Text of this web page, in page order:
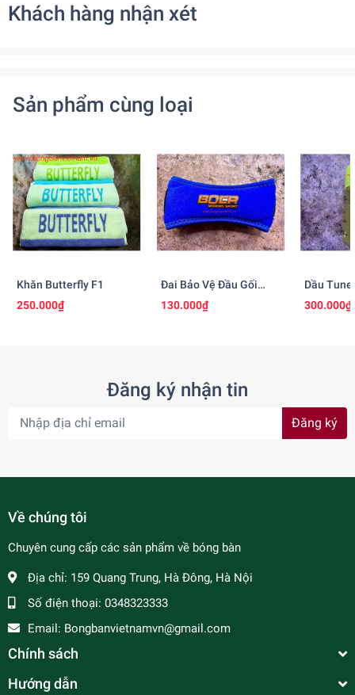
Khách hàng nhận xét
Sản phẩm cùng loại
Khăn Butterfly F1
250.000₫
Đai Bảo Vệ Đầu Gối
BOCR
130.000₫
Dầu
Seamoon
300.000₫
Đăng ký nhận tin
Đăng ký
Về chúng tôi
Chuyên cung cấp các sản phẩm về bóng bàn
Địa chỉ: 159 Quang Trung, Hà Đông, Hà Nội
Số điện thoại: 0348323333
Email: Bongbanvietnamvn@gmail.com
Chính sách
Hướng dẫn